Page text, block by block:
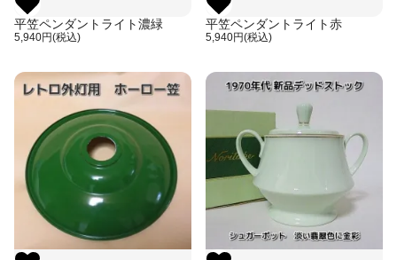
平笠ペンダントライト濃緑
5,940円(税込)
平笠ペンダントライト赤
5,940円(税込)